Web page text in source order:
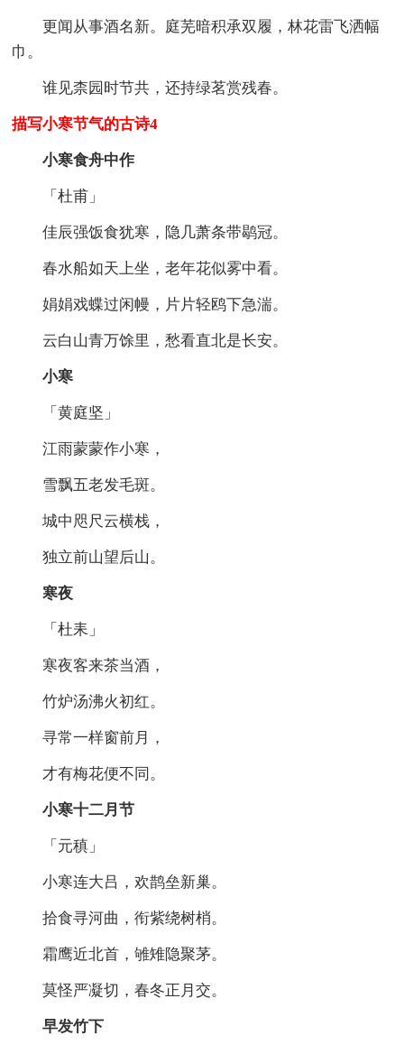
更闻从事酒名新。庭芜暗积承双履，林花雷飞洒幅
巾。
谁见柰园时节共，还持绿茗赏残春。
描写小寒节气的古诗4
小寒食舟中作
「杜甫」
佳辰强饭食犹寒，隐几萧条带鹖冠。
春水船如天上坐，老年花似雾中看。
娟娟戏蝶过闲幔，片片轻鸥下急湍。
云白山青万馀里，愁看直北是长安。
小寒
「黄庭坚」
江雨蒙蒙作小寒，
雪飘五老发毛斑。
城中咫尺云横栈，
独立前山望后山。
寒夜
「杜耒」
寒夜客来茶当酒，
竹炉汤沸火初红。
寻常一样窗前月，
才有梅花便不同。
小寒十二月节
「元稹」
小寒连大吕，欢鹊垒新巢。
拾食寻河曲，衔紫绕树梢。
霜鹰近北首，雊雉隐聚茅。
莫怪严凝切，春冬正月交。
早发竹下